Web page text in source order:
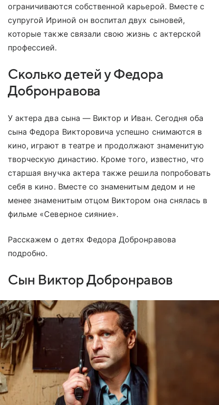
ограничиваются собственной карьерой. Вместе с
супругой Ириной он воспитал двух сыновей,
которые также связали свою жизнь с актерской
профессией.
Сколько детей у Федора
Добронравова
У актера два сына — Виктор и Иван. Сегодня оба
сына Федора Викторовича успешно снимаются в
кино, играют в театре и продолжают знаменитую
творческую династию. Кроме того, известно, что
старшая внучка актера также решила попробовать
себя в кино. Вместе со знаменитым дедом и не
менее знаменитым отцом Виктором она снялась в
фильме «Северное сияние».
Расскажем о детях Федора Добронравова
подробно.
Сын Виктор Добронравов